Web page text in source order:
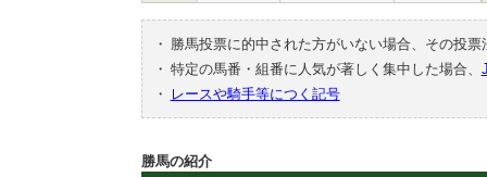
・
勝馬投票に的中された方がいない場合、その投
・ 特定の馬番・組番に人気が著しく集中した場合、
・
レースや騎手等につく記号
勝馬の紹介